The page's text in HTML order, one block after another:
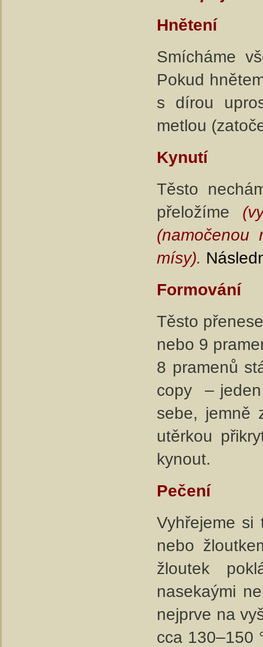
Hnětení
Smícháme
Pokud
s dírou
metlou
Kynutí
Těsto
přeložíme
mísy).
Formování
Těsto
nebo 9
8 pramenů
copy –
sebe, jemně
utěrkou
kynout.
Pečení
Vyhřejeme si
nebo
žloutek
nasekaými
nejprve na
cca 130–150